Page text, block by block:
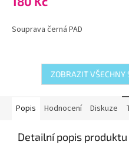
Souprava černá PAD
ZOBRAZIT VŠECHNY
Popis Hodnocení Diskuze
Detailní popis produktu